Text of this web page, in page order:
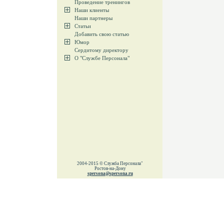
Проведение тренингов
Наши клиенты
Наши партнеры
Статьи
Добавить свою статью
Юмор
Сердитому директору
О "Службе Персонала"
2004-2015 © Служба Персонала"
Ростов-на-Дону
spersona@spersona.ru